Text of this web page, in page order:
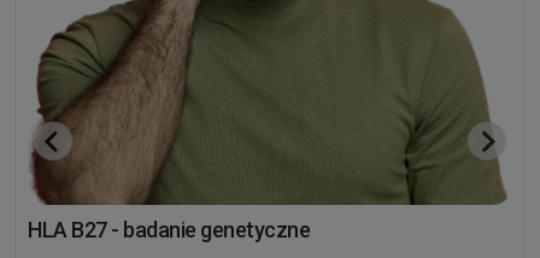
HLA B27 - badanie genetyczne